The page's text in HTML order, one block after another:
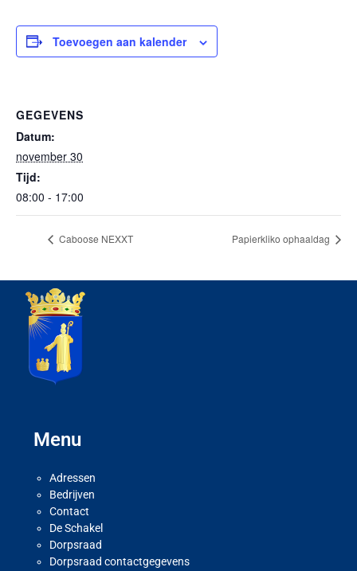
Toevoegen aan kalender
GEGEVENS
Datum:
november 30
Tijd:
08:00 - 17:00
Caboose NEXXT Papierkliko ophaaldag
Menu
Adressen
Bedrijven
Contact
De Schakel
Dorpsraad
Dorpsraad contactgegevens